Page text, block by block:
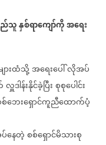
ည်သူနှစ်ရာကျော်ကိုအရေး
ားထံသို့အရေးပေါ်လိုအပ်
လှူဒါန်းနိုင်ခဲ့ပြီးစုစုပေါင်း
ဘေးရှောင်ကူညီထောက်ပံ့
နေတဲ့စစ်ရှောင်မိသားစု